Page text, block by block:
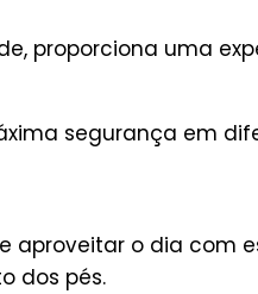
proporciona uma
segurança em
aproveitar o dia com
dos pés.